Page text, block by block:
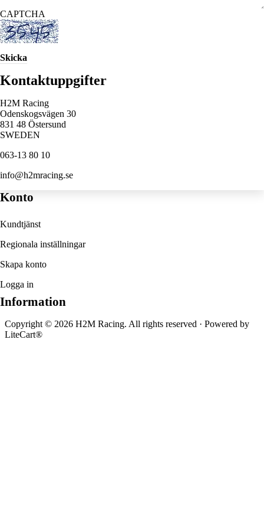
CAPTCHA
Skicka
Kontaktuppgifter
H2M Racing
Odenskogsvägen 30
831 48 Östersund
SWEDEN
063-13 80 10
info@h2mracing.se
Konto
Kundtjänst
Regionala inställningar
Skapa konto
Logga in
Information
Copyright © 2026 H2M Racing. All rights reserved · Powered by
LiteCart®